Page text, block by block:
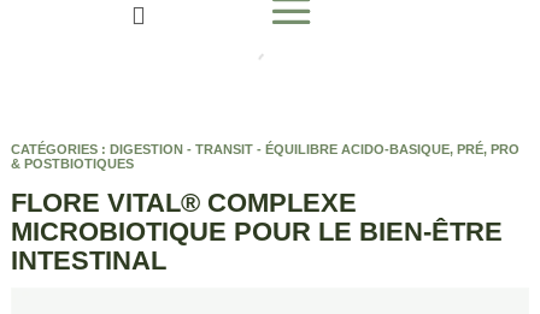

CATÉGORIES : DIGESTION - TRANSIT - ÉQUILIBRE ACIDO-BASIQUE, PRÉ, PRO
& POSTBIOTIQUES
FLORE VITAL® COMPLEXE
MICROBIOTIQUE POUR LE BIEN-ÊTRE
INTESTINAL